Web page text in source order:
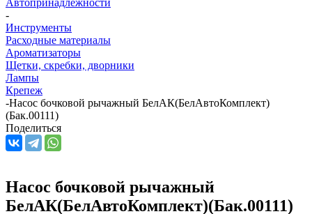
-
Инструменты
Расходные материалы
Ароматизаторы
Щетки, скребки, дворники
Лампы
Крепеж
-Насос бочковой рычажный БелАК(БелАвтоКомплект)
(Бак.00111)
Поделиться
Насос бочковой рычажный
БелАК(БелАвтоКомплект)(Бак.00111)